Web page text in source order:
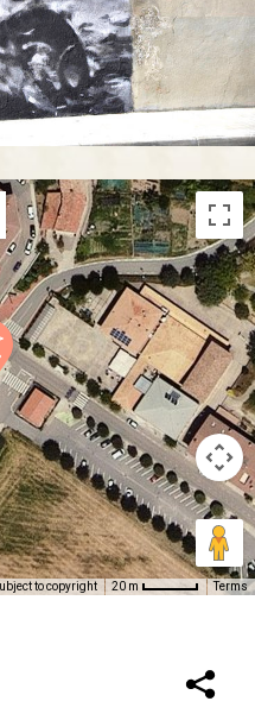
to copyright 20 m Terms